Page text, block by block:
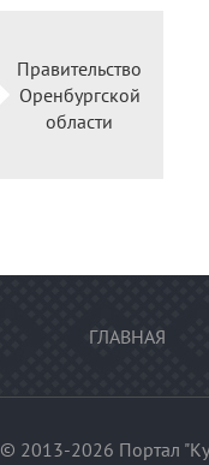
Правительство
Оренбургской
области
ГЛАВНАЯ
© 2013-2026 Портал